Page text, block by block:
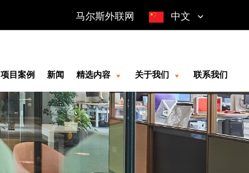
马尔斯外联网 中文
项目案例 新闻 精选内容 关于我们 联系我们